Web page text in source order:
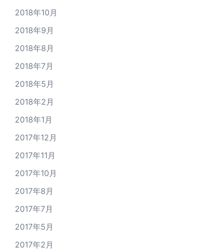
2018年10月
2018年9月
2018年8月
2018年7月
2018年5月
2018年2月
2018年1月
2017年12月
2017年11月
2017年10月
2017年8月
2017年7月
2017年5月
2017年2月